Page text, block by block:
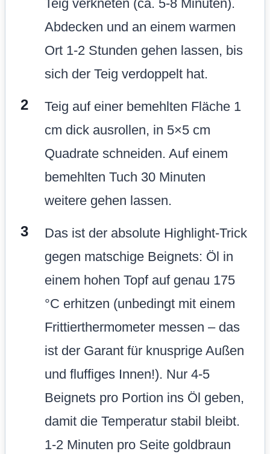
Teig verkneten (ca. 5-8 Minuten).
Abdecken und an einem warmen
Ort 1-2 Stunden gehen lassen, bis
sich der Teig verdoppelt hat.
Teig auf einer bemehlten Fläche 1
cm dick ausrollen, in 5×5 cm
Quadrate schneiden. Auf einem
bemehlten Tuch 30 Minuten
weitere gehen lassen.
Das ist der absolute Highlight-Trick
gegen matschige Beignets: Öl in
einem hohen Topf auf genau 175
°C erhitzen (unbedingt mit einem
Frittierthermometer messen – das
ist der Garant für knusprige Außen
und fluffiges Innen!). Nur 4-5
Beignets pro Portion ins Öl geben,
damit die Temperatur stabil bleibt.
1-2 Minuten pro Seite goldbraun